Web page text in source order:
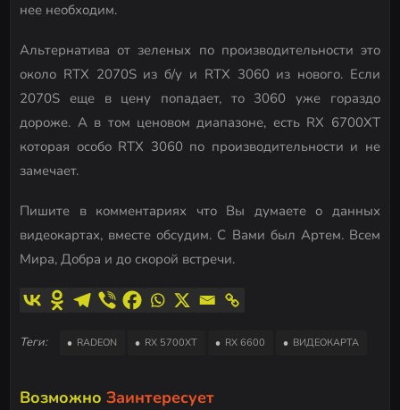
нее необходим.
Альтернатива от зеленых по производительности это
около RTX 2070S из б/у и RTX 3060 из нового. Если
2070S еще в цену попадает, то 3060 уже гораздо
дороже. А в том ценовом диапазоне, есть RX 6700XT
которая особо RTX 3060 по производительности и не
замечает.
Пишите в комментариях что Вы думаете о данных
видеокартах, вместе обсудим. С Вами был Артем. Всем
Мира, Добра и до скорой встречи.
Теги: RADEON RX 5700XT RX 6600 ВИДЕОКАРТА
Возможно Заинтересует